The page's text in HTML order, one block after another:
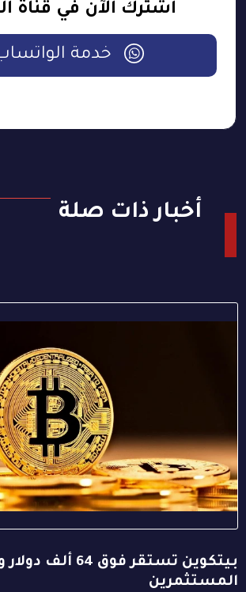
اشترك الآن في قناة
خدمة
أخبار ذات صلة
بيتكوين تستقر فوق
المستثمرين